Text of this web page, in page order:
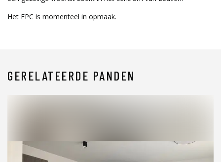
Het EPC is momenteel in opmaak.
GERELATEERDE PANDEN